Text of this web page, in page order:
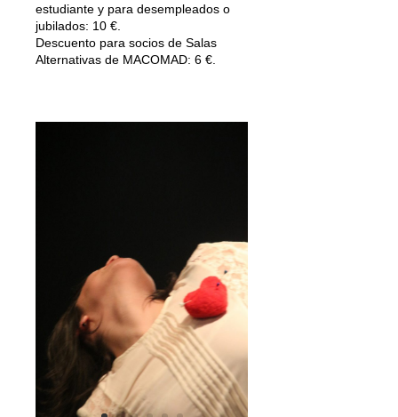
estudiante y para desempleados o
jubilados: 10 €.
Descuento para socios de Salas
Alternativas de MACOMAD: 6 €.